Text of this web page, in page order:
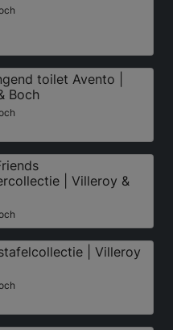
toilet Avento |
Boch
| Villeroy &
| Villeroy